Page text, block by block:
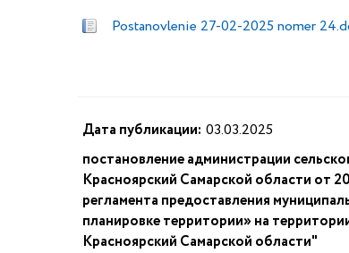
Postanovlenie 27-02-2025 nomer
Дата публикации: 03.03.2025
постановление администрации
Красноярский Самарской области от
регламента предоставления
планировке территории» на
Красноярский Самарской области"